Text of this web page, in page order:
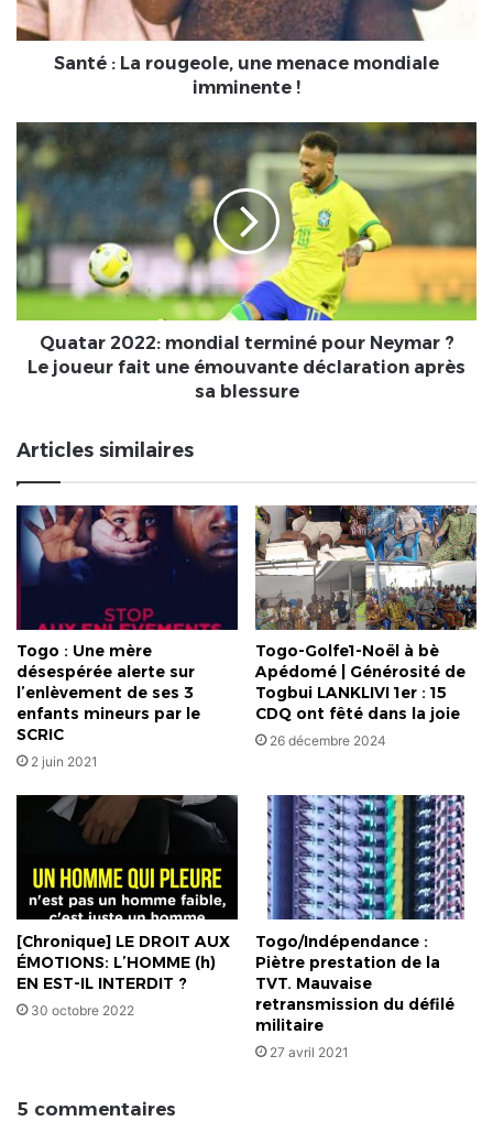
imminente
!
Santé : La rougeole, une menace mondiale
imminente !
Quatar
2022:
mondial
terminé
pour
Neymar
?
Le
joueur
une
sa
blessure
Quatar 2022: mondial terminé pour Neymar ?
Le joueur fait une émouvante déclaration après
sa blessure
Articles similaires
Togo : Une mère
désespérée alerte sur
l’enlèvement de ses 3
enfants mineurs par le
SCRIC
2 juin 2021
Togo-Golfe1-Noël à bè
Apédomé | Générosité de
Togbui LANKLIVI 1er : 15
CDQ ont fêté dans la joie
26 décembre 2024
[Chronique] LE DROIT AUX
ÉMOTIONS: L’HOMME (h)
EN EST-IL INTERDIT ?
30 octobre 2022
Togo/Indépendance :
Piètre prestation de la
TVT. Mauvaise
retransmission du défilé
militaire
27 avril 2021
5 commentaires